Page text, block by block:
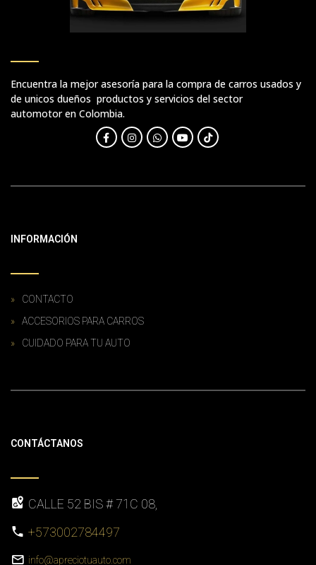
Encuentra la mejor asesoría para la compra de carros usados y
de unicos dueños productos y servicios del sector
automotor en Colombia.
INFORMACIÓN
CONTACTO
ACCESORIOS PARA CARROS
CUIDADO PARA TU AUTO
CONTÁCTANOS
CALLE 52 BIS # 71C 08,
+573002784497
info@apreciotuauto.com